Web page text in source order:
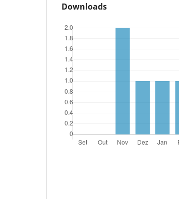
Downloads